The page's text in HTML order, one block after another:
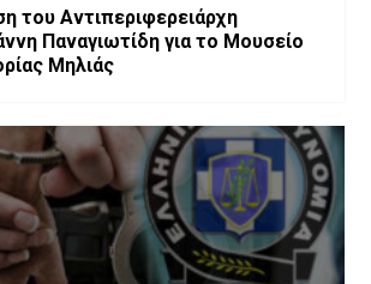
του Αντιπεριφερειάρχη
για το Μουσείο
Μηλιάς